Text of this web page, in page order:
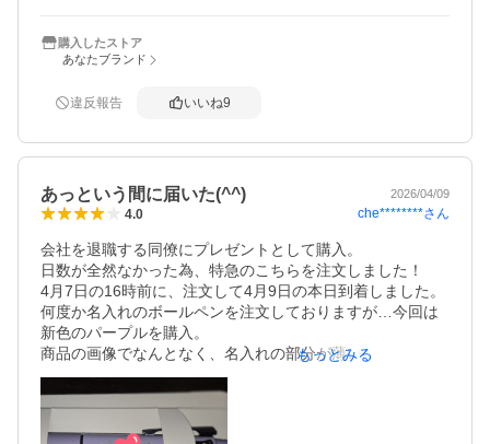
プリントは良いですね。予め確認出来て安心です。そのプ
リントからもきれいな出来上がりがわかりうれしくなりま
大満足です。皆さんにおススメしたいような内緒にしてお
注文を慌て過ぎたか、イニシャルを旧姓のアルファベット
かれましては、このようなお間違えがありませんように！
最後にストアの方へ・・お届け日についてお伺いした際、
ございました。
購入したストア
あなたブランド
違反報告 いいね9
あっという間に届いた(^^) 2026/04/09
4.0 che********さん
会社を退職する同僚にプレゼントとして購入。
日数が全然なかった為、特急のこちらを注文しました！
4月7日の16時前に、注文して4月9日の本日到着しました。
何度か名入れのボールペンを注文しておりますが…今回は
新色のパープルを購入。
商品の画像でなんとなく、名入れの部分が薄いのには気付
いてはいたんですが…やはり、届いたお品を見ると、とっ
ても名入れ部分が薄い！！！
ほとんどわかりません(>_<)
もっとみる